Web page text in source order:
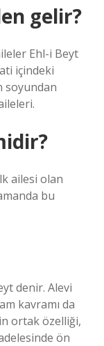
gelir?
Ehl-i Beyt
içindeki
soyundan
ailesi olan
bu
denir. Alevi
kavramı da
ortak özelliği,
ön